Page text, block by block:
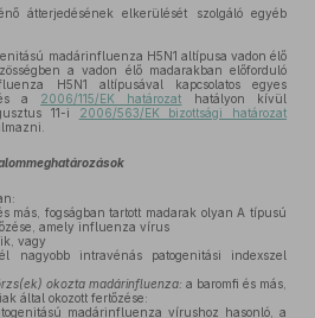
átterjedésének elkerülését szolgáló egyéb
madárinfluenza H5N1 altípusa vadon élő
a vadon élő madarakban előforduló
H5N1 altípusával kapcsolatos egyes
és a 2006/115/EK határozat hatályon kívül
11-i
2006/563/EK bizottsági határozat
más, fogságban tartott madarak olyan A típusú
amely influenza vírus
vagy
nagyobb intravénás patogenitási indexszel
okozta madárinfluenza: a baromfi és más,
által okozott fertőzése:
madárinfluenza vírushoz hasonló, a